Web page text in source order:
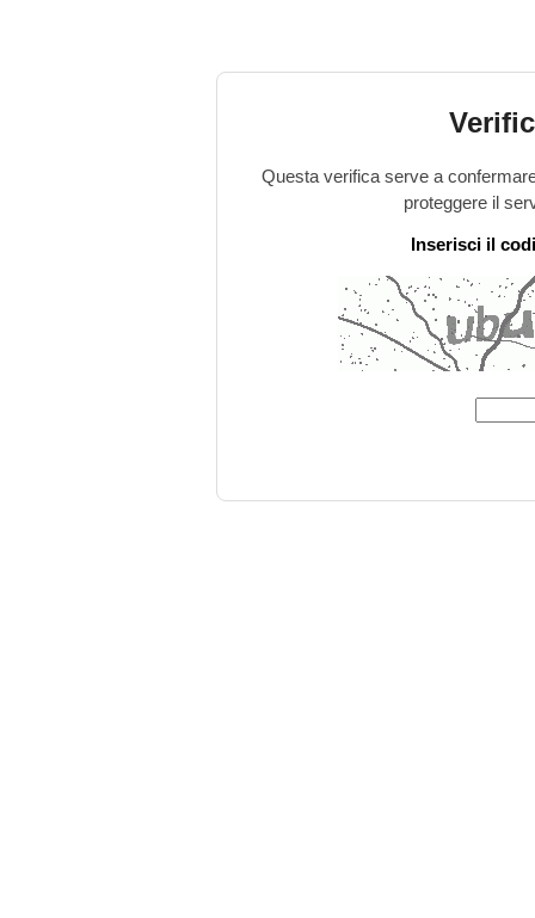
Questa verifica serve a
proteggere il
Inserisci il